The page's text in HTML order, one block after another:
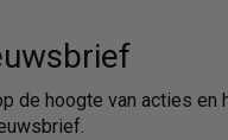
de hoogte van acties en